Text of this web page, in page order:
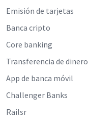
Emisión de tarjetas
Banca cripto
Core banking
Transferencia de dinero
App de banca móvil
Challenger Banks
Railsr